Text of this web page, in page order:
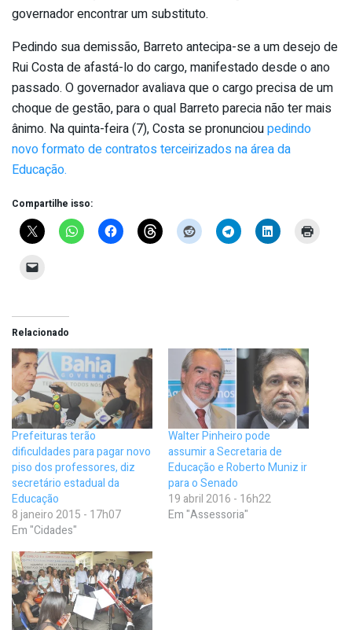
governador encontrar um substituto.
Pedindo sua demissão, Barreto antecipa-se a um desejo de
Rui Costa de afastá-lo do cargo, manifestado desde o ano
passado. O governador avaliava que o cargo precisa de um
choque de gestão, para o qual Barreto parecia não ter mais
ânimo. Na quinta-feira (7), Costa se pronuncioupedindo
novo formato de contratos terceirizados na área da
Educação.
Compartilhe isso:
Relacionado
Prefeituras terão
dificuldades para pagar novo
piso dos professores, diz
secretário estadual da
Educação
8 janeiro 2015 - 17h07
Em "Cidades"
Walter Pinheiro pode
assumir a Secretaria de
Educação e Roberto Muniz ir
para o Senado
19 abril 2016 - 16h22
Em "Assessoria"